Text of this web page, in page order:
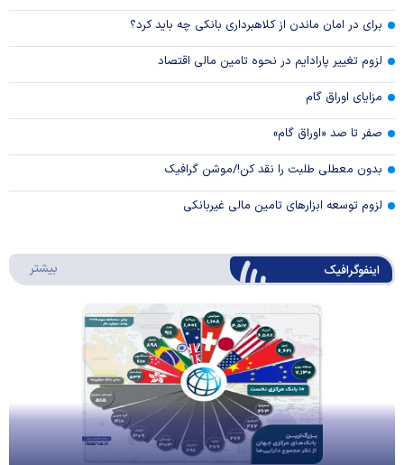
برای در امان ماندن از کلاهبرداری بانکی چه باید کرد؟
لزوم تغییر پارادایم در نحوه تامین مالی اقتصاد
مزایای اوراق گام
صفر تا صد «اوراق گام»
بدون معطلی طلبت را نقد کن!/موشن گرافیک
لزوم توسعه ابزارهای تامین مالی غیربانکی
اینفوگرافیک بیشتر